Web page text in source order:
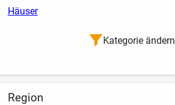
Häuser
Kategorie ändern
Region